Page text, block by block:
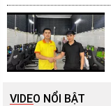
VIDEO NỔI BẬT